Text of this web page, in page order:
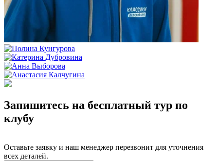
Запишитесь на бесплатный тур по
клубу
Оставьте заявку и наш менеджер перезвонит для уточнения
всех деталей.